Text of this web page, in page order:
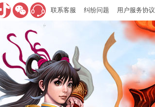
用户服务协议
纠纷问题
联系客服